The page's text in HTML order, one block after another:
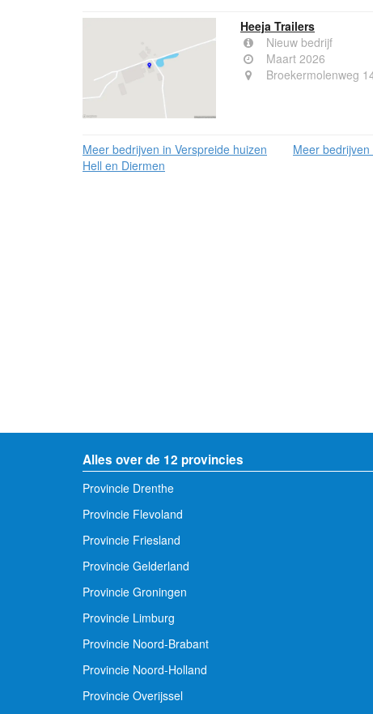
Heeja Trailers
Nieuw bedrijf
Maart 2026
Broekermolenweg
Meer bedrijven in Verspreide huizen
Hell en Diermen
Meer bedrijven
Alles over de 12 provincies
Provincie Drenthe
Provincie Flevoland
Provincie Friesland
Provincie Gelderland
Provincie Groningen
Provincie Limburg
Provincie Noord-Brabant
Provincie Noord-Holland
Provincie Overijssel